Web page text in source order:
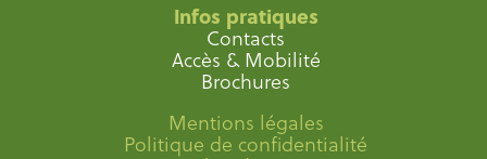
Infos pratiques
Contacts
Accès & Mobilité
Brochures
Mentions légales
Politique de confidentialité